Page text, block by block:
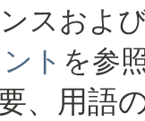
スおよ
ト を参
、用語